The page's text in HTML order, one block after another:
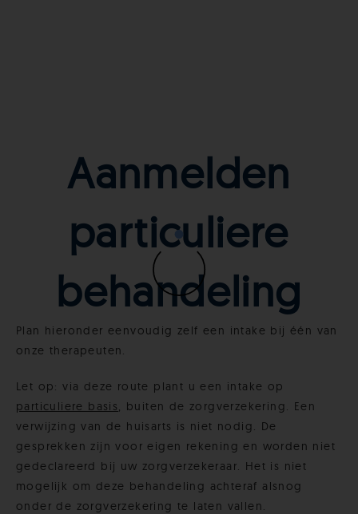
Aanmelden
particuliere
behandeling
Plan hieronder eenvoudig zelf een intake bij één van
onze therapeuten.
Let op: via deze route plant u een intake op
particuliere basis, buiten de zorgverzekering. Een
verwijzing van de huisarts is niet nodig. De
gesprekken zijn voor eigen rekening en worden niet
gedeclareerd bij uw zorgverzekeraar. Het is niet
mogelijk om deze behandeling achteraf alsnog
onder de zorgverzekering te laten vallen.